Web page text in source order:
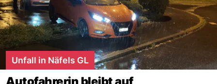
Unfall in Näfels GL